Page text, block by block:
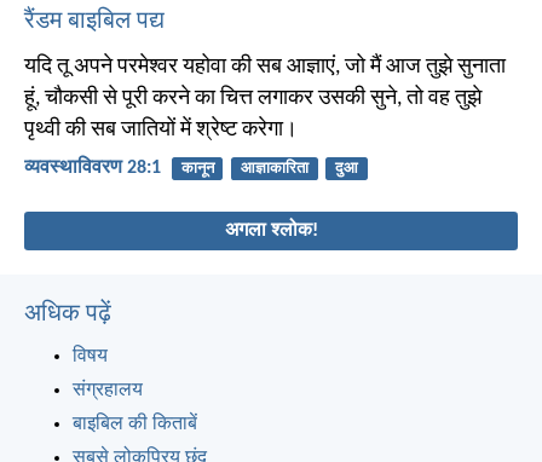
रैंडम बाइबिल पद्य
यदि तू अपने परमेश्वर यहोवा की सब आज्ञाएं, जो मैं आज तुझे सुनाता
हूं, चौकसी से पूरी करने का चित्त लगाकर उसकी सुने, तो वह तुझे
पृथ्वी की सब जातियों में श्रेष्ट करेगा।
व्यवस्थाविवरण 28:1 कानून आज्ञाकारिता दुआ
अगला श्लोक!
अधिक पढ़ें
विषय
संग्रहालय
बाइबिल की किताबें